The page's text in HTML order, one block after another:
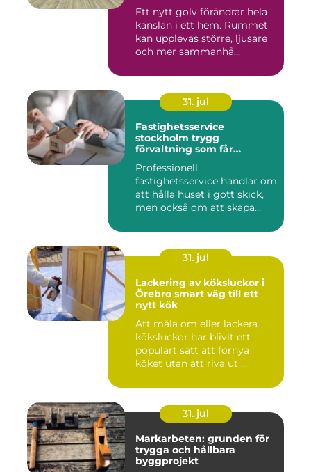
Ett nytt golv förändrar hela
känslan i ett hem. Rummet
kan upplevas större, ljusare
och mer sammanhå...
31. jul
Fastighetsservice
stockholm trygg
förvaltning som får
Professionell
fastighetsservice handlar om
att hålla huset i gott skick,
men också om att skapa
31. jul
Lackering av köksluckor i
Örebro smart väg till ett
nytt kök
Att måla om eller lackera
köksluckor har blivit ett
populärt sätt att förnya
köket utan att riva ut ...
31. jul
Markarbeten: grunden för
trygga och hållbara
byggprojekt